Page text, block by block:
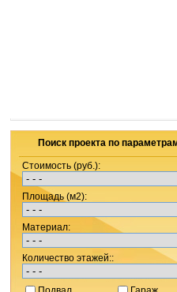
Поиск проекта по
Стоимость (руб.):
Площадь (м2):
Материал:
Количество этажей::